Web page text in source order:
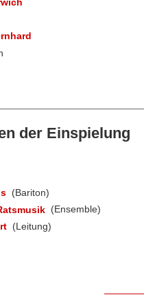
der Einspielung
(Bariton)
(Ensemble)
(Leitung)